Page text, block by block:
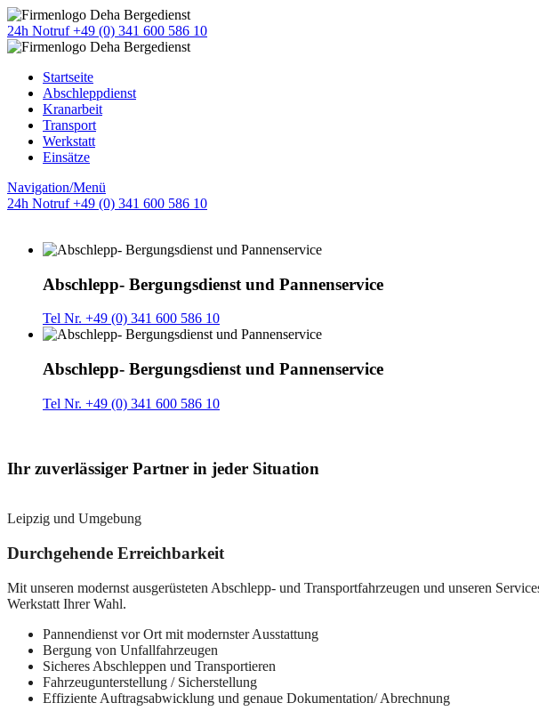
24h Notruf +49 (0) 341 600 586 10
Startseite
Abschleppdienst
Kranarbeit
Transport
Werkstatt
Einsätze
Navigation/Menü
24h Notruf +49 (0) 341 600 586 10
Abschlepp- Bergungsdienst und Pannenservice
Tel Nr. +49 (0) 341 600 586 10
Abschlepp- Bergungsdienst und Pannenservice
Tel Nr. +49 (0) 341 600 586 10
Ihr zuverlässiger Partner in jeder Situation
Leipzig und Umgebung
Durchgehende Erreichbarkeit
Mit unseren modernst ausgerüsteten Abschlepp- und Transportfahrzeugen und unseren
Werkstatt Ihrer Wahl.
Pannendienst vor Ort mit modernster Ausstattung
Bergung von Unfallfahrzeugen
Sicheres Abschleppen und Transportieren
Fahrzeugunterstellung / Sicherstellung
Effiziente Auftragsabwicklung und genaue Dokumentation/ Abrechnung